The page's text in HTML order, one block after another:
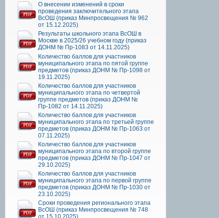
О внесении изменений в сроки
проведения заключительного этапа
ВсОШ (приказ Минпросвещения № 962
от 15.12.2025)
Результаты школьного этапа ВсОШ в
Москве в 2025/26 учебном году (приказ
ДОНМ № Пр-1083 от 14.11.2025)
Количество баллов для участников
муниципального этапа по пятой группе
предметов (приказ ДОНМ № Пр-1098 от
19.11.2025)
Количество баллов для участников
муниципального этапа по четвертой
группе предметов (приказ ДОНМ №
Пр-1082 от 14.11.2025)
Количество баллов для участников
муниципального этапа по третьей группе
предметов (приказ ДОНМ № Пр-1063 от
07.11.2025)
Количество баллов для участников
муниципального этапа по второй группе
предметов (приказ ДОНМ № Пр-1047 от
29.10.2025)
Количество баллов для участников
муниципального этапа по первой группе
предметов (приказ ДОНМ № Пр-1030 от
23.10.2025)
Сроки проведения регионального этапа
ВсОШ (приказ Минпросвещения № 748
от 15.10.2025)